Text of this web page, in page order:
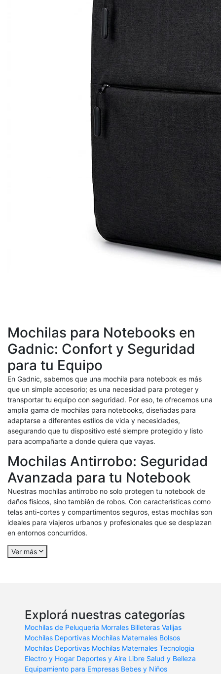
Mochilas para Notebooks en
Gadnic: Confort y Seguridad
para tu Equipo
En Gadnic, sabemos que una mochila para notebook es más
que un simple accesorio; es una necesidad para proteger y
transportar tu equipo con seguridad. Por eso, te ofrecemos una
amplia gama de mochilas para notebooks, diseñadas para
adaptarse a diferentes estilos de vida y necesidades,
asegurando que tu dispositivo esté siempre protegido y listo
para acompañarte a donde quiera que vayas.
Mochilas Antirrobo: Seguridad
Avanzada para tu Notebook
Nuestras mochilas antirrobo no solo protegen tu notebook de
daños físicos, sino también de robos. Con características como
telas anti-cortes y compartimentos seguros, estas mochilas son
ideales para viajeros urbanos y profesionales que se desplazan
en entornos concurridos.
Ver más
Explorá nuestras categorías
Mochilas de Peluqueria Morrales Billeteras Valijas
Mochilas Deportivas Mochilas Maternales Bolsos
Mochilas Deportivas Mochilas Maternales Tecnologia
Electro y Hogar Deportes y Aire Libre Salud y Belleza
Equipamiento para Empresas Bebes y Niños